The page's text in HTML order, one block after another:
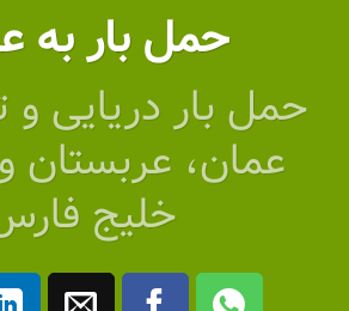
حمل بار به
حمل بار دریایی و
عمان، عربستان
خلیج